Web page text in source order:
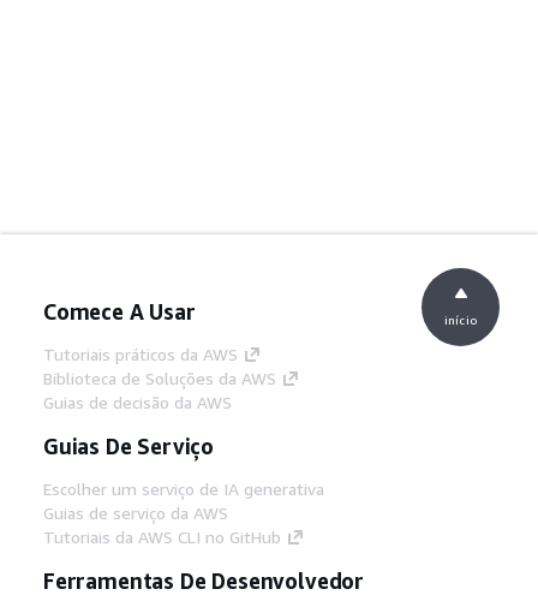
Comece A Usar
Tutoriais práticos da AWS
Biblioteca de Soluções da AWS
Guias de decisão da AWS
Guias De Serviço
Escolher um serviço de IA generativa
Guias de serviço da AWS
Tutoriais da AWS CLI no GitHub
Ferramentas De Desenvolvedor
início